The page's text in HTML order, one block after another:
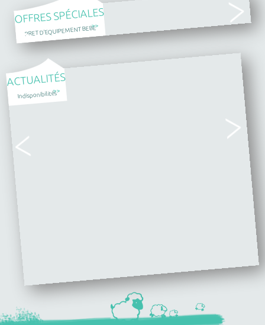
OFFRES SPÉCIALES
PRET D'EQUIPEMENT BEBE
>>
ACTUALITÉS
Indisponibilités>>